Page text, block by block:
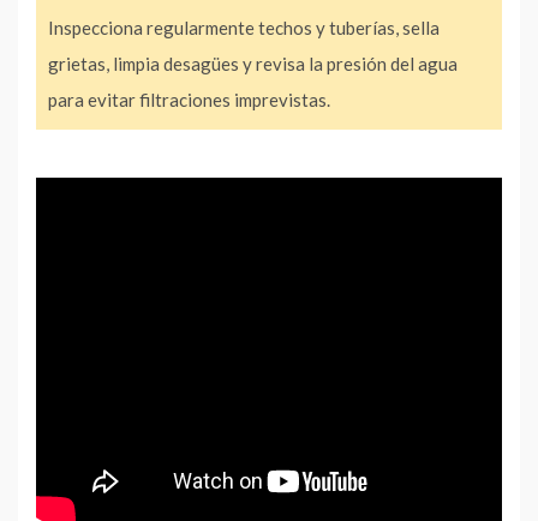
Inspecciona regularmente techos y tuberías, sella
grietas, limpia desagües y revisa la presión del agua
para evitar filtraciones imprevistas.